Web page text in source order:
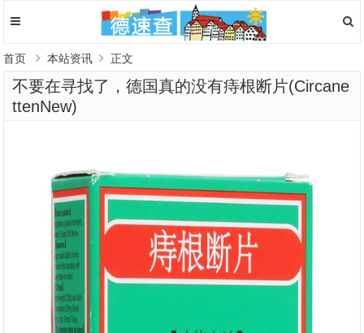
首页 本站资讯 正文
不要在寻找了，德国真的没有痔根断片(Circane
ttenNew)